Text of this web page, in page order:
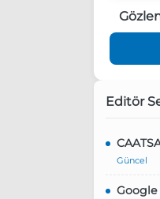
Editör
Güncel
Google